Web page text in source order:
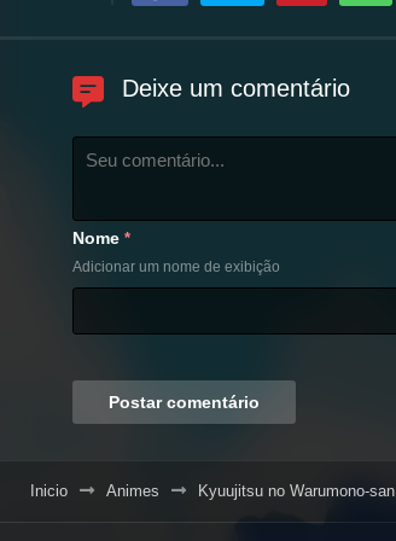
Deixe um comentário
Nome *
Adicionar um nome de exibição
Inicio Animes Kyuujitsu no Warumono-san